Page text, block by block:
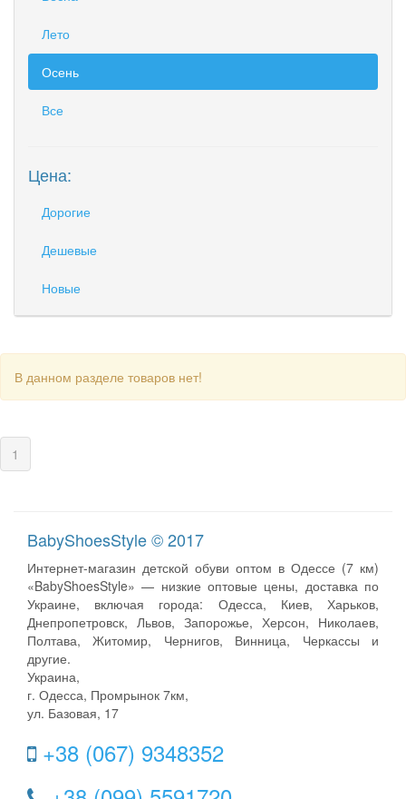
Лето
Осень
Все
Цена:
Дорогие
Дешевые
Новые
В данном разделе товаров нет!
1
BabyShoesStyle © 2017
Интернет-магазин детской обуви оптом в Одессе (7 км)
«BabyShoesStyle» — низкие оптовые цены, доставка по
Украине, включая города: Одесса, Киев, Харьков,
Днепропетровск, Львов, Запорожье, Херсон, Николаев,
Полтава, Житомир, Чернигов, Винница, Черкассы и
другие.
Украина,
г. Одесса, Промрынок 7км,
ул. Базовая, 17
+38 (067) 9348352